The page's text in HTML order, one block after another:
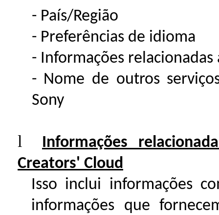
- País/Região
- Preferências de idioma
- Informações
- Nome de outros
Sony
l
Informações
Creators' Cloud
Isso inclui informações
informações que